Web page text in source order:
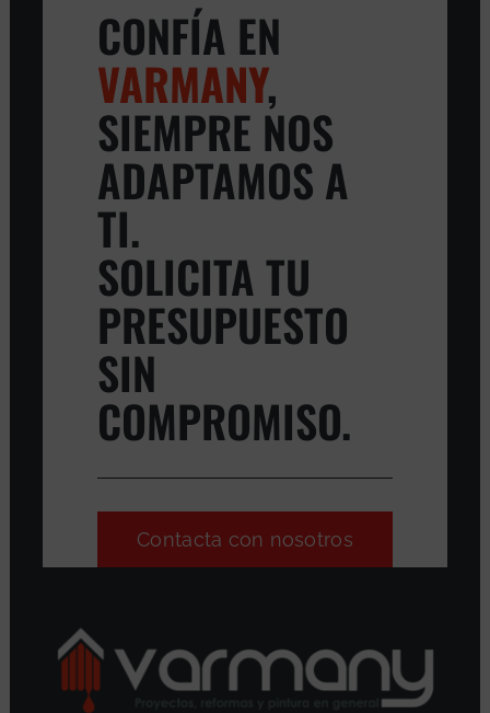
CONFÍA EN
VARMANY,
SIEMPRE NOS
ADAPTAMOS A
TI.
SOLICITA TU
PRESUPUESTO
SIN
COMPROMISO.
Contacta con nosotros